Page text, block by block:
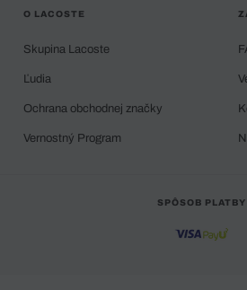
O LACOSTE
Skupina Lacoste
Ľudia
Ochrana obchodnej značky
Vernostný Program
SPÔSOB PLATBY